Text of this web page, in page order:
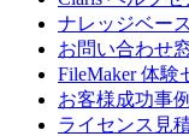
ナレッジベース
お問い合わせ
FileMaker 体験
お客様成功事例
ライセンス見